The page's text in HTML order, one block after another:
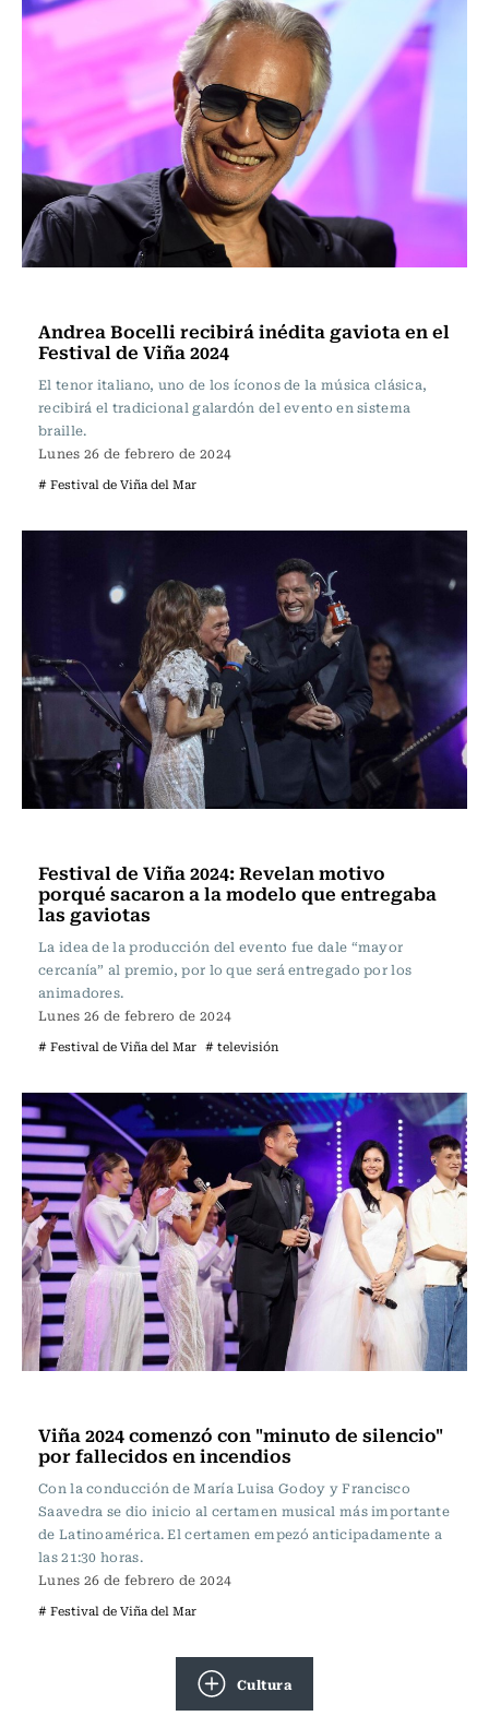
Andrea Bocelli recibirá inédita gaviota en el
Festival de Viña 2024
El tenor italiano, uno de los íconos de la música clásica,
recibirá el tradicional galardón del evento en sistema
braille.
Lunes 26 de febrero de 2024
# Festival de Viña del Mar
Festival de Viña 2024: Revelan motivo
porqué sacaron a la modelo que entregaba
las gaviotas
La idea de la producción del evento fue dale “mayor
cercanía” al premio, por lo que será entregado por los
animadores.
Lunes 26 de febrero de 2024
# Festival de Viña del Mar # televisión
Viña 2024 comenzó con "minuto de silencio"
por fallecidos en incendios
Con la conducción de María Luisa Godoy y Francisco
Saavedra se dio inicio al certamen musical más importante
de Latinoamérica. El certamen empezó anticipadamente a
las 21:30 horas.
Lunes 26 de febrero de 2024
# Festival de Viña del Mar
Cultura